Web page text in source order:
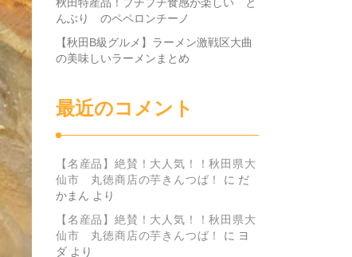
んぶり のペペロンチーノ
【秋田B級グルメ】ラーメン激戦区大曲
の美味しいラーメンまとめ
最近のコメント
【名産品】絶賛！大人気！！秋田県大
仙市 丸徳商店の芋きんつば！
に だ
かまん より
【名産品】絶賛！大人気！！秋田県大
仙市 丸徳商店の芋きんつば！
に ヨ
ダ より